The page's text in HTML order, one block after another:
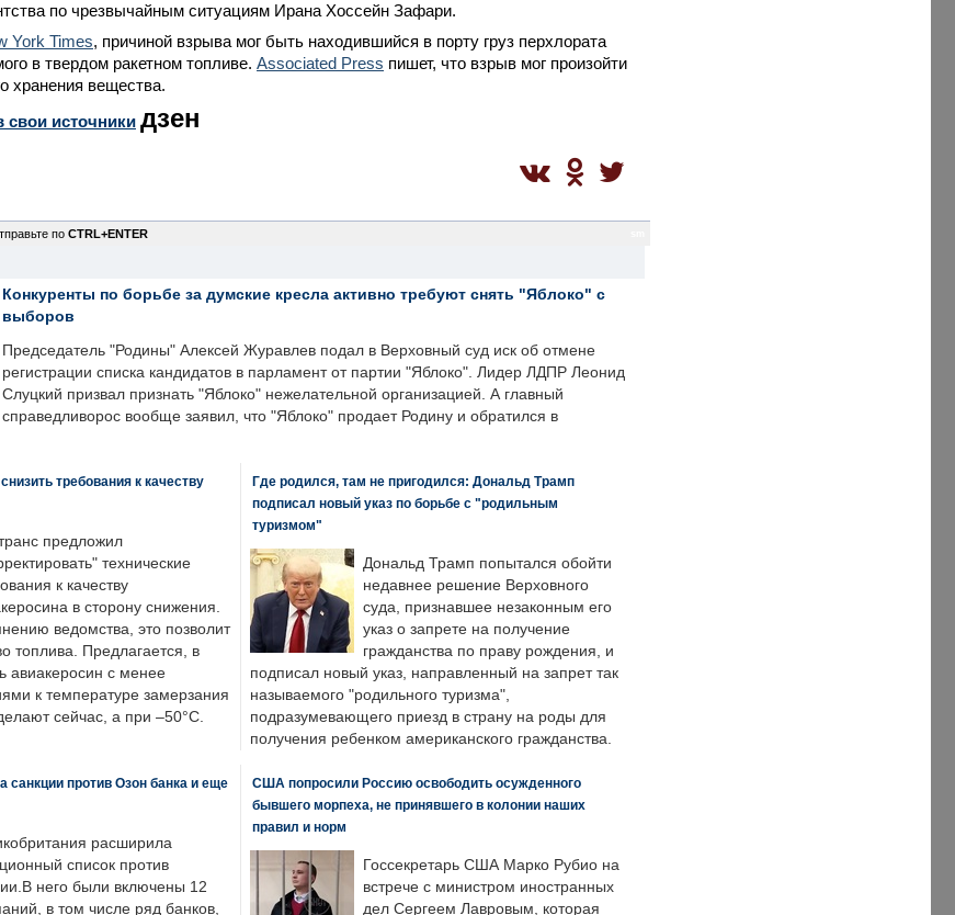
по чрезвычайным ситуациям Ирана Хоссейн Зафари.
York Times, причиной взрыва мог быть находившийся в порту груз перхлората
в твердом ракетном топливе. Associated Press пишет, что взрыв мог произойти
хранения вещества.
свои источники дзен
по CTRL+ENTER
Конкуренты по борьбе за думские кресла активно требуют снять "Яблоко" с
выборов
Председатель "Родины" Алексей Журавлев подал в Верховный суд иск об отмене
регистрации списка кандидатов в парламент от партии "Яблоко". Лидер ЛДПР Леонид
Слуцкий призвал признать "Яблоко" нежелательной организацией. А главный
справедливорос вообще заявил, что "Яблоко" продает Родину и обратился в
требования к качеству
предложил
технические
к качеству
в сторону снижения.
ведомства, это позволит
топлива. Предлагается, в
авиакеросин с менее
к температуре замерзания
сейчас, а при –50°C.
Где родился, там не пригодился: Дональд Трамп
подписал новый указ по борьбе с "родильным
туризмом"
Дональд Трамп попытался обойти
недавнее решение Верховного
суда, признавшее незаконным его
указ о запрете на получение
гражданства по праву рождения, и
подписал новый указ, направленный на запрет так
называемого "родильного туризма",
подразумевающего приезд в страну на роды для
получения ребенком американского гражданства.
санкции против Озон банка и еще
расширила
список против
него были включены 12
в том числе ряд банков,
США попросили Россию освободить осужденного
бывшего морпеха, не принявшего в колонии наших
правил и норм
Госсекретарь США Марко Рубио на
встрече с министром иностранных
дел Сергеем Лавровым, которая